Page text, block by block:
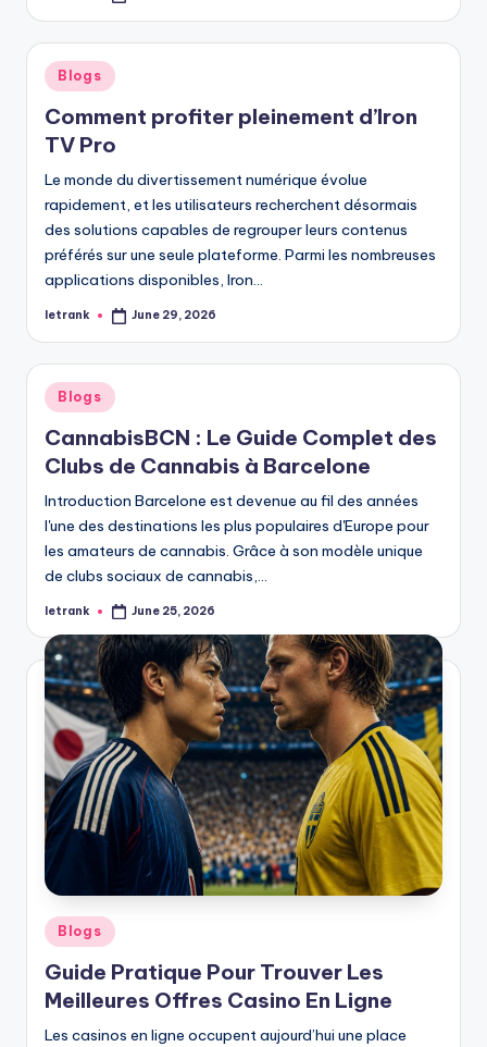
Posted
in
Blogs
Comment profiter pleinement d’Iron
TV Pro
Le monde du divertissement numérique évolue
rapidement, et les utilisateurs recherchent désormais
des solutions capables de regrouper leurs contenus
préférés sur une seule plateforme. Parmi les nombreuses
applications disponibles, Iron…
Posted
letrank June 29, 2026
Posted
in
Blogs
CannabisBCN : Le Guide Complet des
Clubs de Cannabis à Barcelone
Introduction Barcelone est devenue au fil des années
l'une des destinations les plus populaires d'Europe pour
les amateurs de cannabis. Grâce à son modèle unique
de clubs sociaux de cannabis,…
Posted
letrank June 25, 2026
Posted
in
Blogs
Guide Pratique Pour Trouver Les
Meilleures Offres Casino En Ligne
Les casinos en ligne occupent aujourd’hui une place